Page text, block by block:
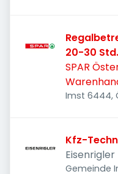
20-30
SPAR
Imst 6444,
Kfz-
Gemeinde